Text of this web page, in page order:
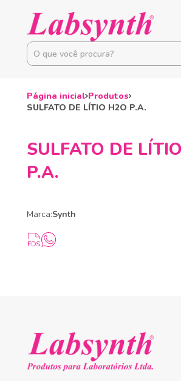
Página inicial Produtos
SULFATO DE LÍTIO H2O P.A.
SULFATO DE
P.A.
Marca:Synth